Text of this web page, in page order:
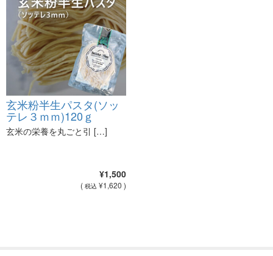
玄米粉半生パスタ(ソッ
テレ３ｍｍ)120ｇ
玄米の栄養を丸ごと引 […]
¥1,500
( 税込 ¥1,620 )